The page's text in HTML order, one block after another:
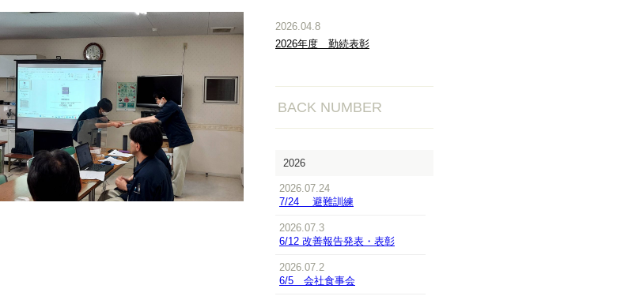
2026.04.8
2026年度 勤続表彰
BACK NUMBER
2026
2026.07.24
7/24 避難訓練
2026.07.3
6/12 改善報告発表・表彰
2026.07.2
6/5 会社食事会